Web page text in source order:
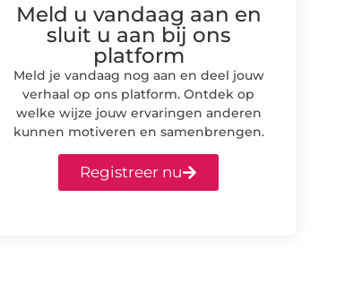
Meld u vandaag aan en
sluit u aan bij ons
platform
Meld je vandaag nog aan en deel jouw
verhaal op ons platform. Ontdek op
welke wijze jouw ervaringen anderen
kunnen motiveren en samenbrengen.
Registreer nu